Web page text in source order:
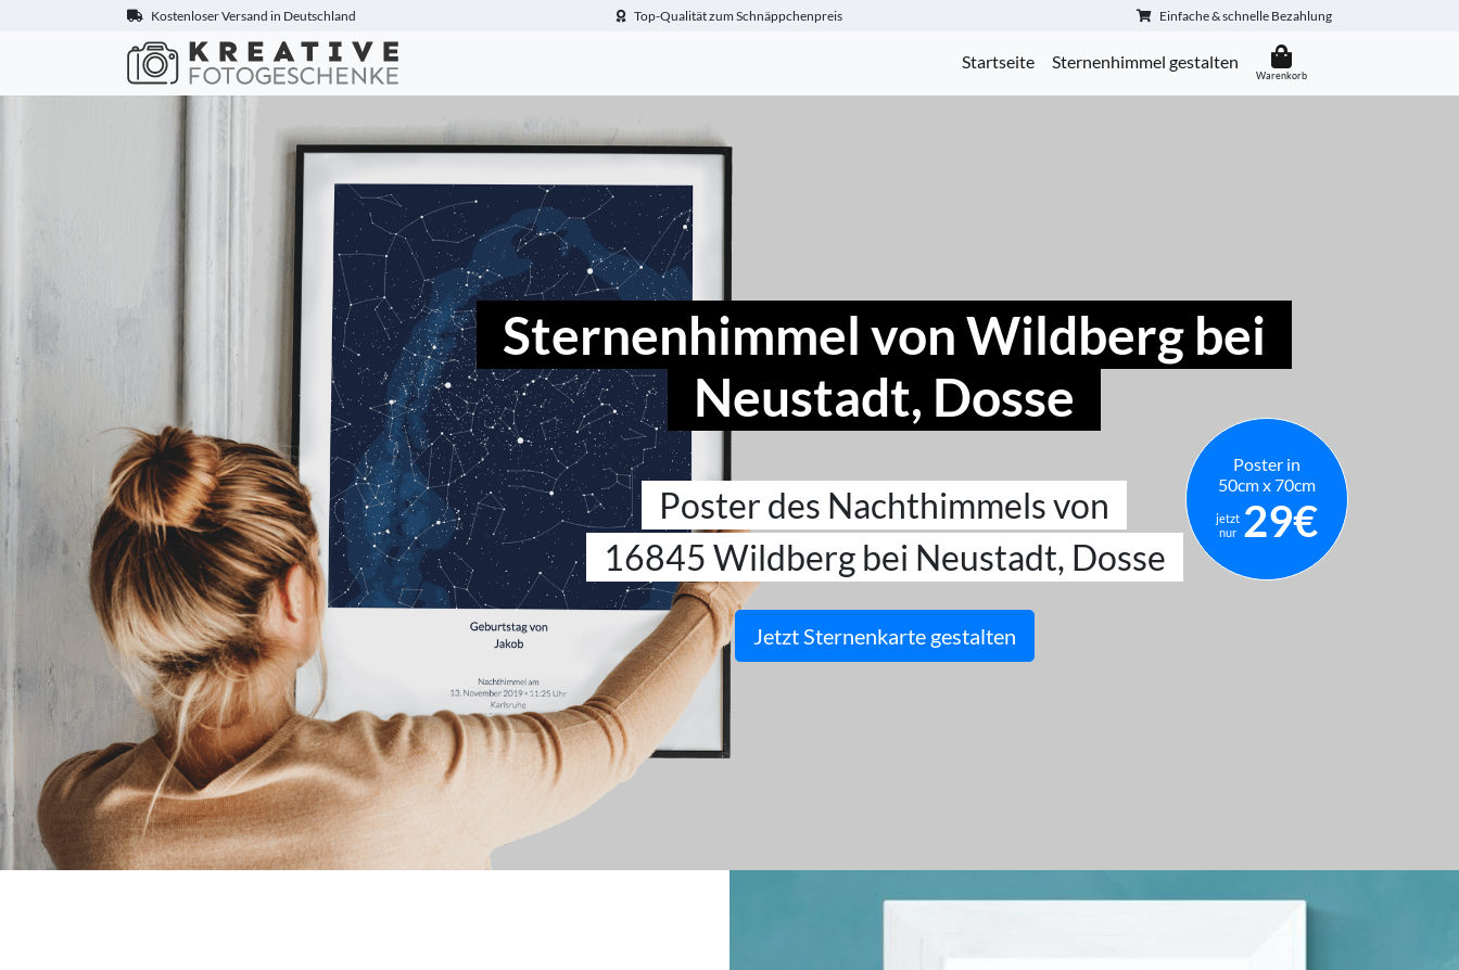
Kostenloser Versand in Deutschland Top-Qualität zum Schnäppchenpreis Einfache & schnelle Bezahlung
Kreative-Fotogeschenke.de Startseite Sternenhimmel gestalten
Sternenhimmel von Wildberg bei
Neustadt, Dosse
Poster des Nachthimmels von
16845 Wildberg bei Neustadt, Dosse
Jetzt Sternenkarte gestalten
Poster in
50cm x 70cm
jetzt
nur 29€